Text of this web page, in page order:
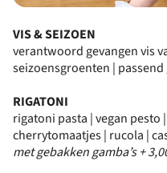
VIS & SEIZOEN
verantwoord gevangen vis
seizoensgroenten |
RIGATONI
rigatoni pasta | vegan
cherrytomaatjes | rucola |
met gebakken gamba’s +